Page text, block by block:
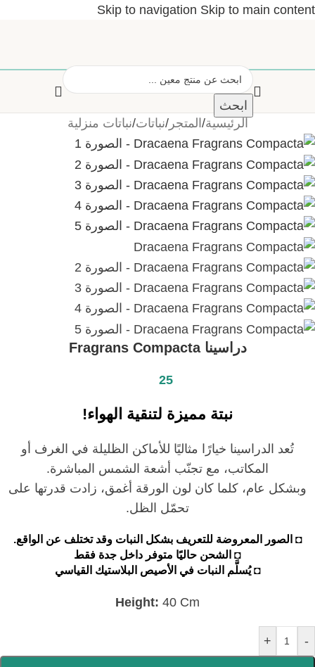
Skip to navigation Skip to main content
ابحث
الرئيسية/ المتجر/نباتات/نباتات منزلية
دراسينا Fragrans Compacta
25
نبتة مميزة لتنقية الهواء!
تُعد الدراسينا خيارًا مثاليًا للأماكن الظليلة في الغرف أو
المكاتب، مع تجنّب أشعة الشمس المباشرة.
وبشكل عام، كلما كان لون الورقة أغمق، زادت قدرتها على
تحمّل الظل.
◘ الصور المعروضة للتعريف بشكل النبات وقد تختلف عن الواقع.
◘ الشحن حاليًا متوفر داخل جدة فقط
◘ يُسلَّم النبات في الأصيص البلاستيك القياسي
Height: 40 Cm
-
+